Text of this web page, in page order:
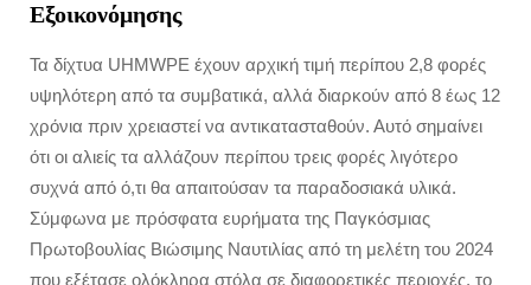
Εξοικονόμησης
Τα δίχτυα UHMWPE έχουν αρχική τιμή περίπου 2,8 φορές
υψηλότερη από τα συμβατικά, αλλά διαρκούν από 8 έως 12
χρόνια πριν χρειαστεί να αντικατασταθούν. Αυτό σημαίνει
ότι οι αλιείς τα αλλάζουν περίπου τρεις φορές λιγότερο
συχνά από ό,τι θα απαιτούσαν τα παραδοσιακά υλικά.
Σύμφωνα με πρόσφατα ευρήματα της Παγκόσμιας
Πρωτοβουλίας Βιώσιμης Ναυτιλίας από τη μελέτη του 2024
που εξέτασε ολόκληρα στόλα σε διαφορετικές περιοχές, το